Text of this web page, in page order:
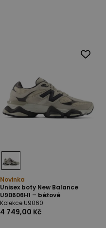
Novinka
Unisex boty New Balance
U90606H1 – béžové
Kolekce U9060
4 749,00 Kč